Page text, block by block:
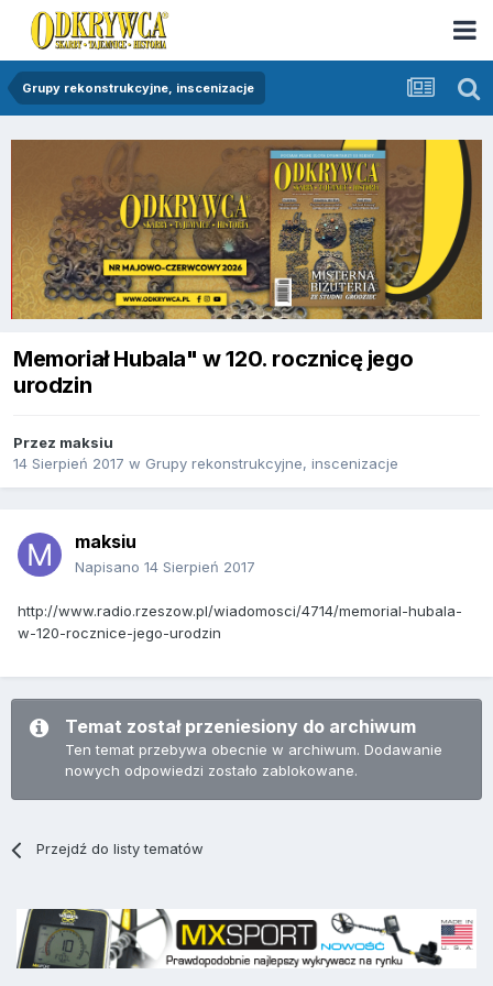
Grupy rekonstrukcyjne, inscenizacje
Memoriał Hubala" w 120. rocznicę jego
urodzin
Przez maksiu
14 Sierpień 2017 w Grupy rekonstrukcyjne, inscenizacje
maksiu
Napisano 14 Sierpień 2017
http://www.radio.rzeszow.pl/wiadomosci/4714/memorial-hubala-
w-120-rocznice-jego-urodzin
Temat został przeniesiony do archiwum
Ten temat przebywa obecnie w archiwum. Dodawanie
nowych odpowiedzi zostało zablokowane.
Przejdź do listy tematów